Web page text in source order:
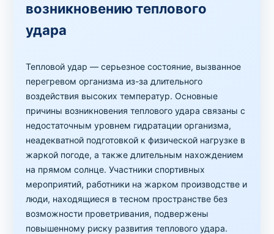
возникновению теплового
удара
Тепловой удар — серьезное состояние, вызванное
перегревом организма из-за длительного
воздействия высоких температур. Основные
причины возникновения теплового удара связаны с
недостаточным уровнем гидратации организма,
неадекватной подготовкой к физической нагрузке в
жаркой погоде, а также длительным нахождением
на прямом солнце. Участники спортивных
мероприятий, работники на жарком производстве и
люди, находящиеся в тесном пространстве без
возможности проветривания, подвержены
повышенному риску развития теплового удара.